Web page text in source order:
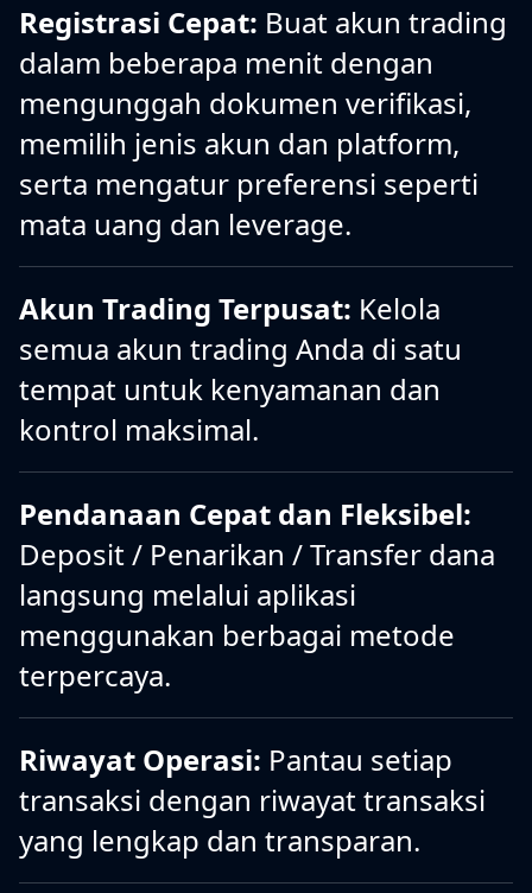
Registrasi Cepat: Buat akun trading
dalam beberapa menit dengan
mengunggah dokumen verifikasi,
memilih jenis akun dan platform,
serta mengatur preferensi seperti
mata uang dan leverage.
Akun Trading Terpusat: Kelola
semua akun trading Anda di satu
tempat untuk kenyamanan dan
kontrol maksimal.
Pendanaan Cepat dan Fleksibel:
Deposit / Penarikan / Transfer dana
langsung melalui aplikasi
menggunakan berbagai metode
terpercaya.
Riwayat Operasi: Pantau setiap
transaksi dengan riwayat transaksi
yang lengkap dan transparan.